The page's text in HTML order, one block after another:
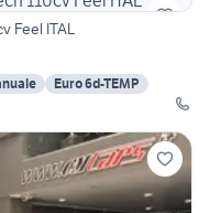
Feel ITAL
Euro 6d-TEMP